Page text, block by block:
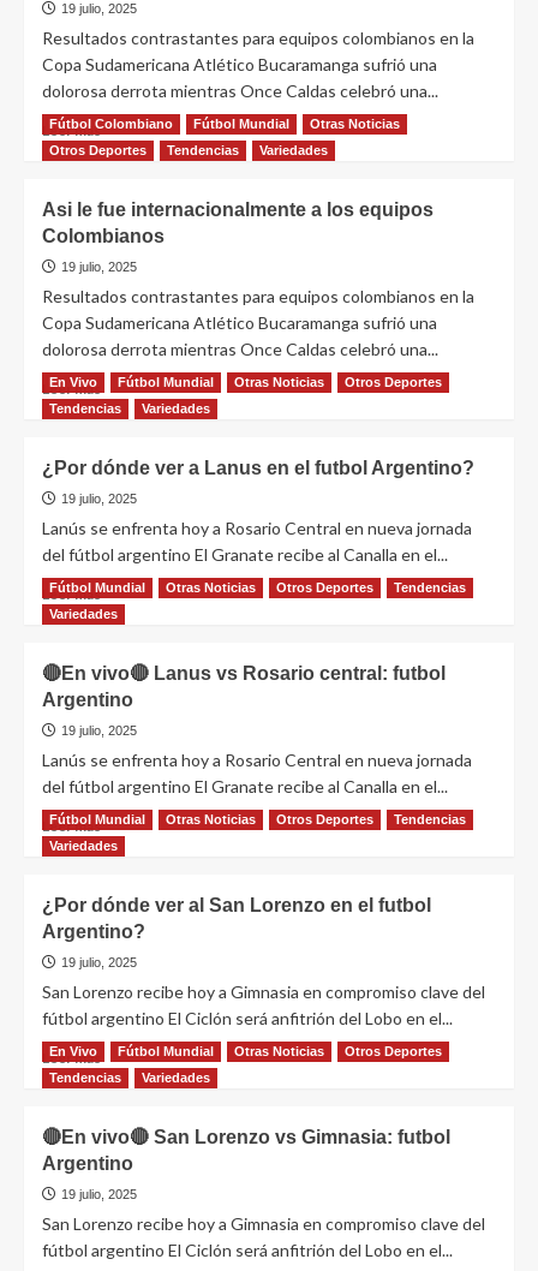
19 julio, 2025
Resultados contrastantes para equipos colombianos en la
Copa Sudamericana Atlético Bucaramanga sufrió una
dolorosa derrota mientras Once Caldas celebró una...
Leer más
Fútbol Colombiano Fútbol Mundial
Otras Noticias
Otros Deportes
Tendencias Variedades
Asi le fue internacionalmente a los equipos
Colombianos
19 julio, 2025
Resultados contrastantes para equipos colombianos en la
Copa Sudamericana Atlético Bucaramanga sufrió una
dolorosa derrota mientras Once Caldas celebró una...
Leer más
En Vivo Fútbol Mundial Otras Noticias
Otros Deportes
Tendencias
Variedades
¿Por dónde ver a Lanus en el futbol Argentino?
19 julio, 2025
Lanús se enfrenta hoy a Rosario Central en nueva jornada
del fútbol argentino El Granate recibe al Canalla en el...
Leer más
Fútbol Mundial Otras Noticias Otros Deportes
Tendencias
Variedades
🔴En vivo🔴 Lanus vs Rosario central: futbol
Argentino
19 julio, 2025
Lanús se enfrenta hoy a Rosario Central en nueva jornada
del fútbol argentino El Granate recibe al Canalla en el...
Leer más
Fútbol Mundial Otras Noticias Otros Deportes
Tendencias
Variedades
¿Por dónde ver al San Lorenzo en el futbol
Argentino?
19 julio, 2025
San Lorenzo recibe hoy a Gimnasia en compromiso clave del
fútbol argentino El Ciclón será anfitrión del Lobo en el...
Leer más
En Vivo Fútbol Mundial Otras Noticias
Otros Deportes
Tendencias
Variedades
🔴En vivo🔴 San Lorenzo vs Gimnasia: futbol
Argentino
19 julio, 2025
San Lorenzo recibe hoy a Gimnasia en compromiso clave del
fútbol argentino El Ciclón será anfitrión del Lobo en el...